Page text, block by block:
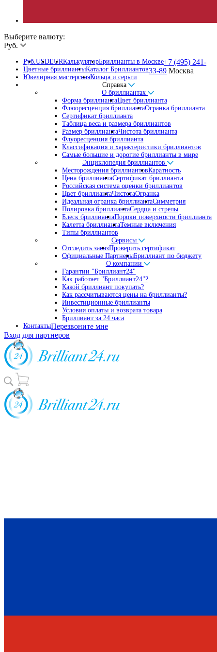
Выберите валюту:
Руб.
Руб.USDEURКалькуляторБриллианты в Москве
Цветные бриллиантыКаталог Бриллиантов
Ювелирная мастерскаяКольца и серьги
Справка
О бриллиантах
Форма бриллиантаЦвет бриллианта
Флюоресценция бриллиантаОгранка бриллианта
Сертификат бриллианта
Таблица веса и размера бриллиантов
Размер бриллиантаЧистота бриллианта
Флуоресценция бриллианта
Классификация и характеристики бриллиантов
Самые большие и дорогие бриллианты в мире
Энциклопедия бриллиантов
Месторождения бриллиантовКаратность
Цена бриллиантаСертификат бриллианта
Российская система оценки бриллиантов
Цвет бриллиантаЧистотаОгранка
Идеальная огранка бриллиантаСимметрия
Полировка бриллиантаСердца и стрелы
Блеск бриллиантаПороки поверхности бриллианта
Калетта бриллиантаТемные включения
Типы бриллиантов
Сервисы
Отследить заказПроверить сертификат
Официальные ПартнерыБриллиант по бюджету
О компании
Гарантии "Бриллиант24"
Как работает "Бриллиант24"?
Какой бриллиант покупать?
Как рассчитываются цены на бриллианты?
Инвестиционные бриллианты
Условия оплаты и возврата товара
Бриллиант за 24 часа
Контакты
+7 (495) 241-
33-89 Москва
Перезвоните мне
Вход для партнеров